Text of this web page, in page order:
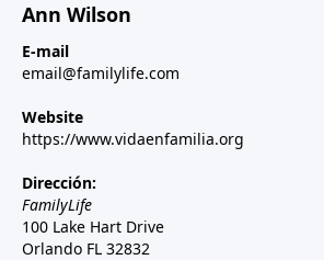
Ann Wilson
E-mail
email@familylife.com
Website
https://www.vidaenfamilia.org
Dirección:
FamilyLife
100 Lake Hart Drive
Orlando FL 32832